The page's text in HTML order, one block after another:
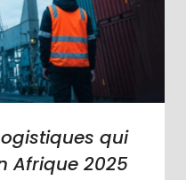
qui
Afrique 2025